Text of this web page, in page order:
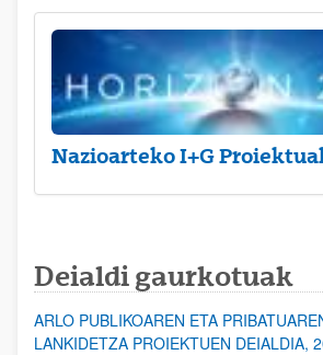
Nazioarteko I+G
Deialdi gaurkotuak
ARLO PUBLIKOAREN ETA
LANKIDETZA PROIEKTUEN DEIALDIA,